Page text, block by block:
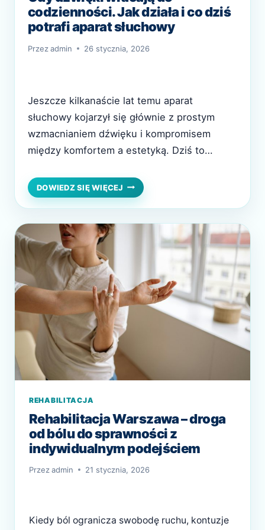
codzienności. Jak działa i co dziś
potrafi aparat słuchowy
Przezadmin 26 stycznia, 2026
Jeszcze kilkanaście lat temu aparat
słuchowy kojarzył się głównie z prostym
wzmacnianiem dźwięku i kompromisem
między komfortem a estetyką. Dziś to
medyczne, które aktywnie wspiera mózg w
odbiorze dźwięków i pomaga funkcjonować
akustycznym. Nowoczesne rozwiązania
zmieniają sposób, w jaki osoby z ubytkiem
słuchu uczestniczą w rozmowach, pracy i…
DOWIEDZ SIĘ WIĘCEJ GDY
DŹWIĘKI
WRACAJĄ
DZIŚ
POTRAFI
APARAT
SŁUCHOWY
REHABILITACJA
Rehabilitacja Warszawa – droga
od bólu do sprawności z
indywidualnym podejściem
Przezadmin 21 stycznia, 2026
Kiedy ból ogranicza swobodę ruchu, kontuzje